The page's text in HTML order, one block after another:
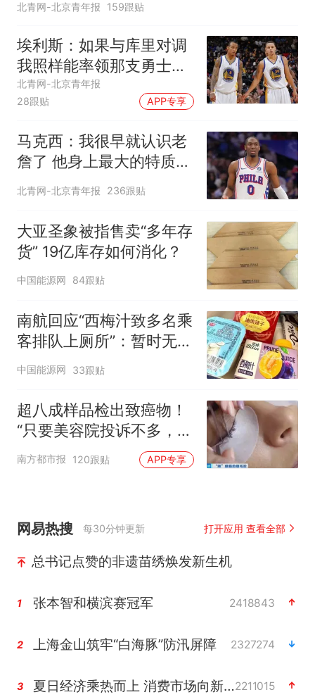
北青网-北京青年报 159跟贴
埃利斯：如果与库里对调
我照样能率领那支勇士取
得现在的成就
北青网-北京青年报
28跟贴
APP专享
马克西：我很早就认识老
詹了 他身上最大的特质就
是谦逊
北青网-北京青年报 236跟贴
大亚圣象被指售卖“多年存
货” 19亿库存如何消化？
中国能源网 84跟贴
南航回应“西梅汁致多名乘
客排队上厕所”：暂时无法
核查是否发放西梅汁
中国能源网 33跟贴
超八成样品检出致癌物！
“只要美容院投诉不多，店
家就不会更换产品”
南方都市报 120跟贴 APP专享
网易热搜 每30分钟更新 打开应用 查看全部
总书记点赞的非遗苗绣焕发新生机
1 张本智和横滨赛冠军 2418843
2 上海金山筑牢“白海豚”防汛屏障 2327274
3 夏日经济乘热而上 消费市场向新而行2211015